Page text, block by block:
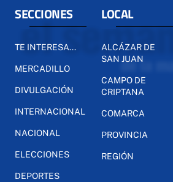
SECCIONES
TE INTERESA...
MERCADILLO
DIVULGACIÓN
INTERNACIONAL
NACIONAL
ELECCIONES
DEPORTES
LOCAL
ALCÁZAR DE
SAN JUAN
CAMPO DE
CRIPTANA
COMARCA
PROVINCIA
REGIÓN